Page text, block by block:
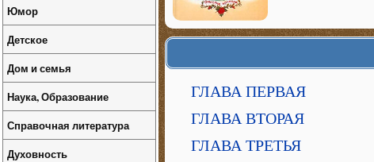
ГЛАВА ПЕРВАЯ
ГЛАВА ВТОРАЯ
ГЛАВА ТРЕТЬЯ
Юмор
Детское
Дом и семья
Наука, Образование
Справочная литература
Духовность